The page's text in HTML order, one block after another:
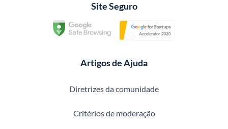
Site Seguro
Artigos de Ajuda
Diretrizes da comunidade
Critérios de moderação